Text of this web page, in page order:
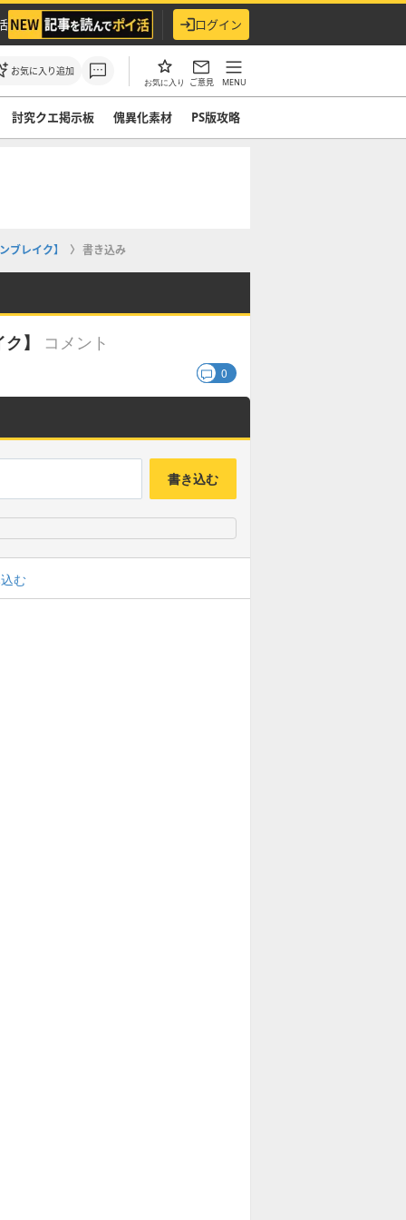
ログイン
お気に入り追加
お気に入り ご意見 MENU
討究クエ掲示板 傀異化素材 PS版攻略
ブレイク】 書き込み
】 コメント
0
書き込む
む